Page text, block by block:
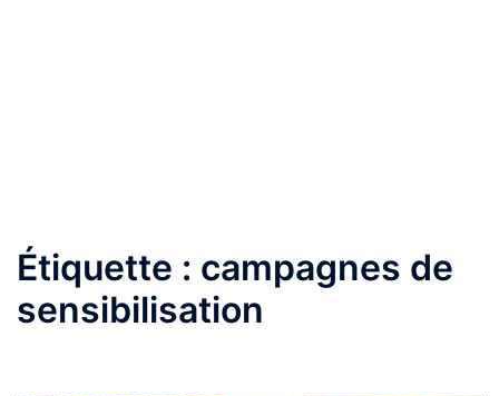
Étiquette : campagnes de
sensibilisation